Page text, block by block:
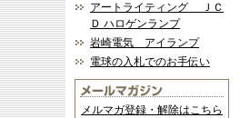
アートライティング ＪＣ
Ｄ ハロゲンランプ
岩崎電気 アイランプ
電球の入札でのお手伝い
メルマガ登録・解除はこちら